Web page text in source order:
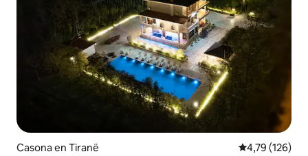
Casona en Tiranë Calificación
4,79 (126)